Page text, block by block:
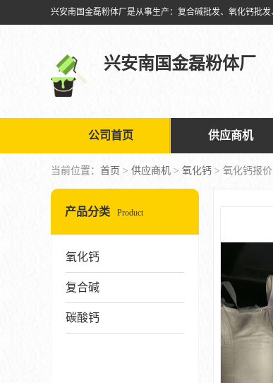
兴安南国金磊粉体厂
公司首页 供应商机
当前位置： 首页 > 供应商机 > 氧化钙 > 氧化钙报
产品分类 Product
氧化钙
复合碱
碳酸钙